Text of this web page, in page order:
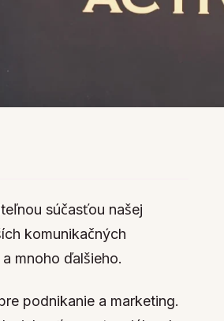
súčasťou našej
komunikačných
mnoho ďalšieho.
podnikanie a marketing.